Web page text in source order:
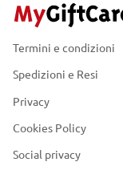
Termini e condizioni
Spedizioni e Resi
Privacy
Cookies Policy
Social privacy